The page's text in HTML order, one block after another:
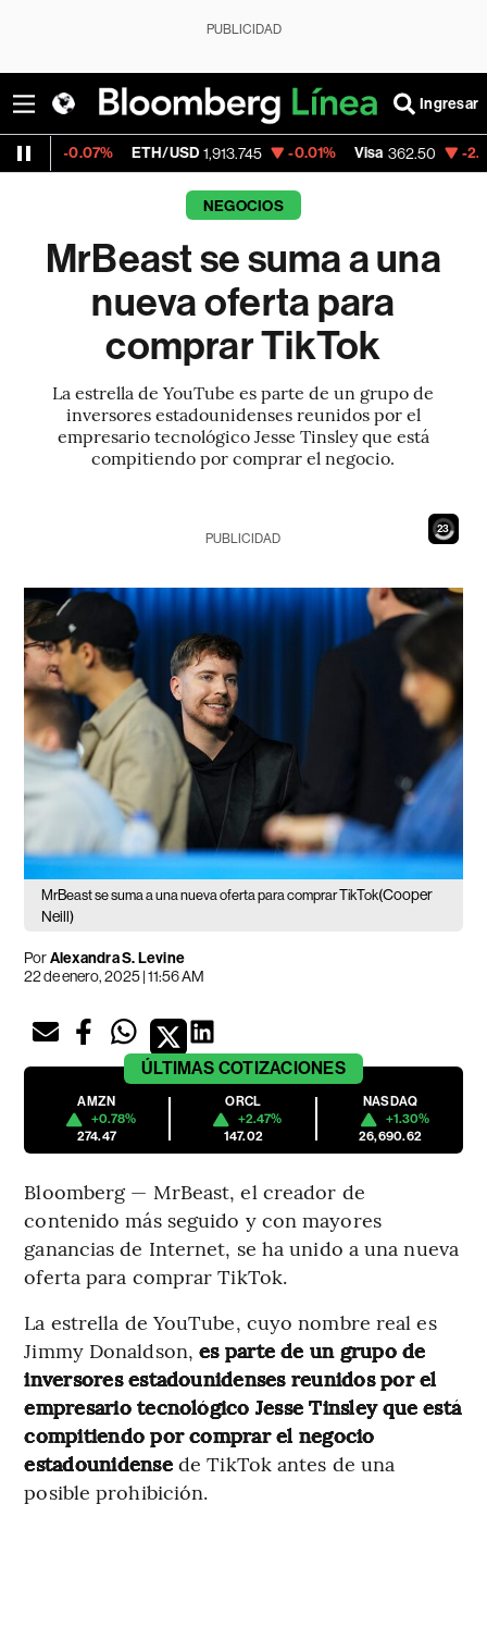
PUBLICIDAD
Ingresar
ETH/USD 1,913.745 -0.01% Visa 362.50 -2.15%
NEGOCIOS
MrBeast se suma a una
nueva oferta para
comprar TikTok
La estrella de YouTube es parte de un grupo de
inversores estadounidenses reunidos por el
empresario tecnológico Jesse Tinsley que está
compitiendo por comprar el negocio.
21
PUBLICIDAD
MrBeast se suma a una nueva oferta para comprar TikTok(Cooper
Neill)
PorAlexandra S. Levine
22 de enero, 2025 | 11:56 AM
ÚLTIMAS COTIZACIONES
AMZN
+0.78%
274.47
ORCL
+2.47%
147.02
NASDAQ
+1.30%
26,690.62
Bloomberg — MrBeast, el creador de
contenido más seguido y con mayores
ganancias de Internet, se ha unido a una nueva
oferta para comprar TikTok.
La estrella de YouTube, cuyo nombre real es
Jimmy Donaldson,es parte de un grupo de
inversores estadounidenses reunidos por el
empresario tecnológico Jesse Tinsley que está
compitiendo por comprar el negocio
estadounidense de TikTok antes de una
posible prohibición.